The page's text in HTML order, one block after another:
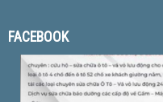
FACEBOOK